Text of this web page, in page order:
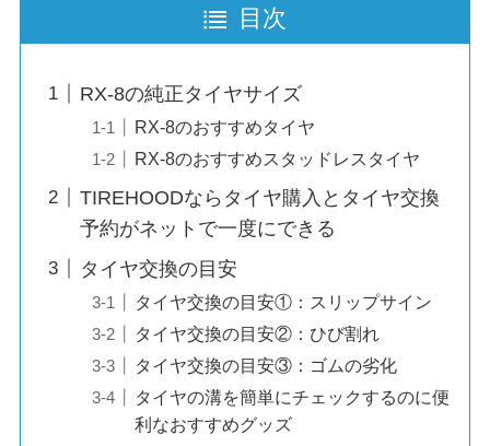
目次
RX-8の純正タイヤサイズ
RX-8のおすすめタイヤ
RX-8のおすすめスタッドレスタイヤ
TIREHOODならタイヤ購入とタイヤ交換
予約がネットで一度にできる
タイヤ交換の目安
タイヤ交換の目安①：スリップサイン
タイヤ交換の目安②：ひび割れ
タイヤ交換の目安③：ゴムの劣化
タイヤの溝を簡単にチェックするのに便
利なおすすめグッズ